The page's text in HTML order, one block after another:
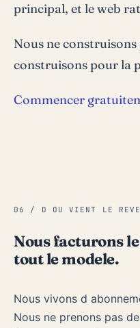
principal, et le web
Nous ne
construisons pour la
Commencer
06 / D OU VIENT LE
Nous facturons
tout le modele.
Nous vivons d
Nous ne prenons pas